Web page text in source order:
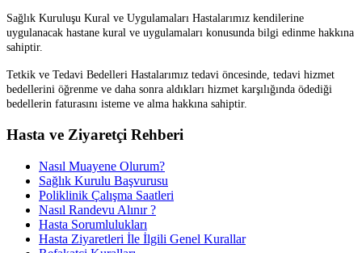
Sağlık Kuruluşu Kural ve Uygulamaları Hastalarımız kendilerine
uygulanacak hastane kural ve uygulamaları konusunda bilgi edinme hakkına
sahiptir.
Tetkik ve Tedavi Bedelleri Hastalarımız tedavi öncesinde, tedavi hizmet
bedellerini öğrenme ve daha sonra aldıkları hizmet karşılığında ödediği
bedellerin faturasını isteme ve alma hakkına sahiptir.
Hasta ve Ziyaretçi Rehberi
Nasıl Muayene Olurum?
Sağlık Kurulu Başvurusu
Poliklinik Çalışma Saatleri
Nasıl Randevu Alınır ?
Hasta Sorumlulukları
Hasta Ziyaretleri İle İlgili Genel Kurallar